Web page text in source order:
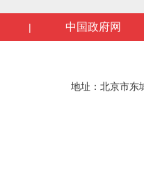
| 中国政府网
地址：北京市东